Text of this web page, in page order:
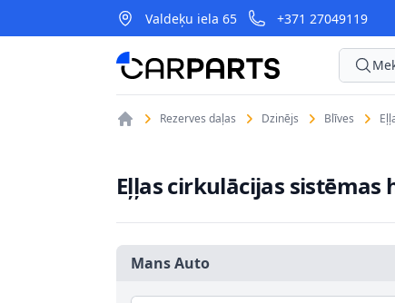
Valdeķu iela 65 +371 27049119
CarParts
Rezerves daļas Dzinējs Blīves
Eļļas cirkulācijas sistēmas
Mans Auto